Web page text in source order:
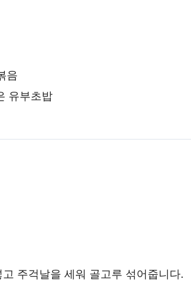
음
유부초밥
주걱날을 세워 골고루 섞어줍니다.